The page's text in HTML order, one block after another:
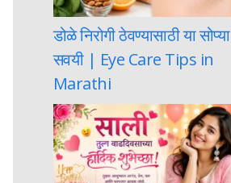
डोळे निरोगी ठेवण्यासाठी या सोप्या
सवयी | Eye Care Tips in
Marathi